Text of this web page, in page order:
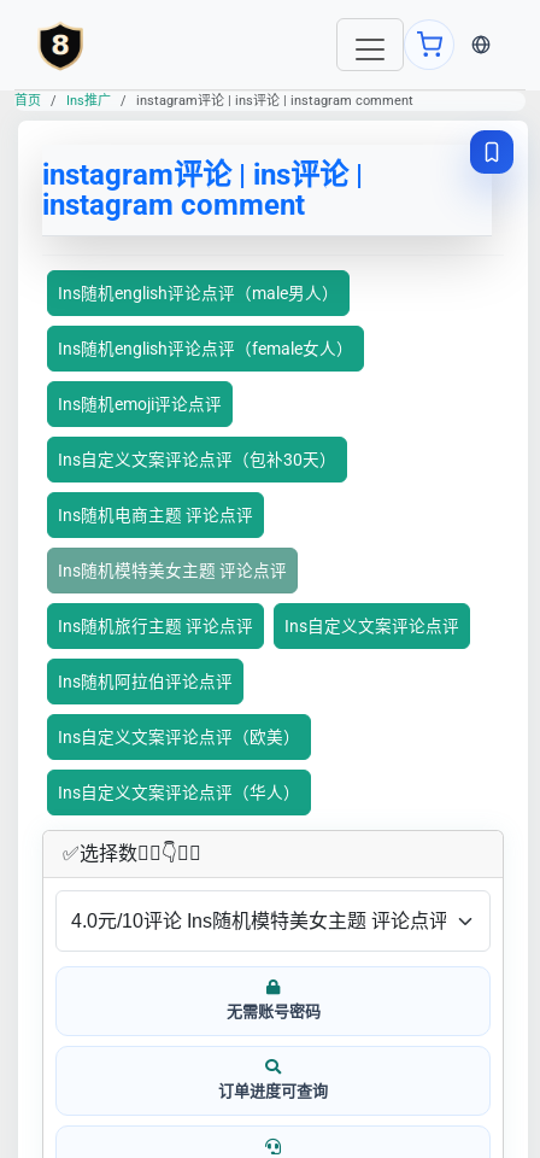
当前语
首页 Ins推广 instagram评论 | ins评论 | instagram comment
instagram评论 | ins评论 |
instagram comment
Ins随机english评论点评（male男人）
Ins随机english评论点评（female女人）
Ins随机emoji评论点评
Ins自定义文案评论点评（包补30天）
Ins随机电商主题 评论点评
Ins随机模特美女主题 评论点评
Ins随机旅行主题 评论点评 Ins自定义文案评论点评
Ins随机阿拉伯评论点评
Ins自定义文案评论点评（欧美）
Ins自定义文案评论点评（华人）
✅​选择数👇🏻​​👇👇🏻​​
无需账号密码
订单进度可查询